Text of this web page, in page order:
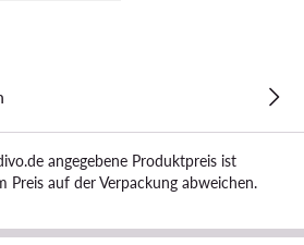
angegebene Produktpreis ist
Preis auf der Verpackung abweichen.